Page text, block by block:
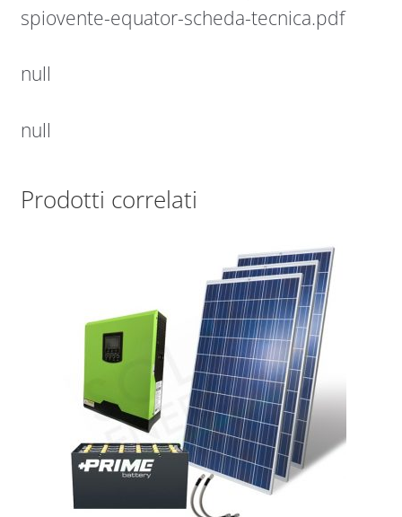
spiovente-equator-scheda-tecnica.pdf
null
null
Prodotti correlati